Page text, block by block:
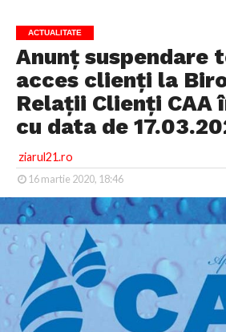
ACTUALITATE
Anunț suspendare
acces clienți la
Relații Clienți CAA
cu data de
ziarul21.ro
16 martie 2020, 18:46